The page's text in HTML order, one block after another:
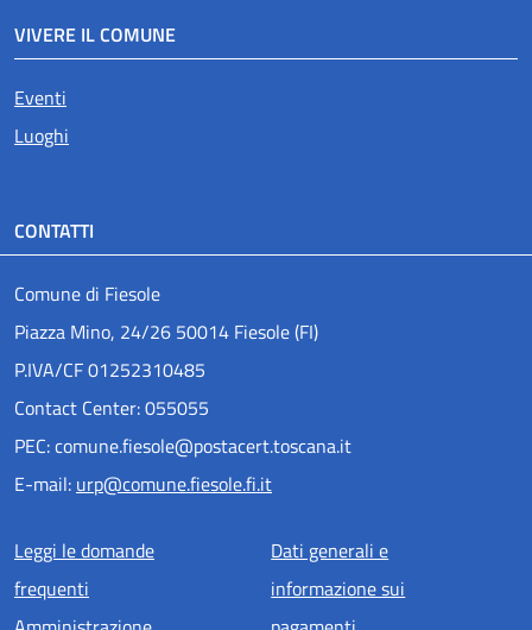
VIVERE IL COMUNE
Eventi
Luoghi
CONTATTI
Comune di Fiesole
Piazza Mino, 24/26 50014 Fiesole (FI)
P.IVA/CF 01252310485
Contact Center: 055055
PEC: comune.fiesole@postacert.toscana.it
E-mail: urp@comune.fiesole.fi.it
Menu piè di pagina
Leggi le domande
frequenti
Dati generali e
informazione sui